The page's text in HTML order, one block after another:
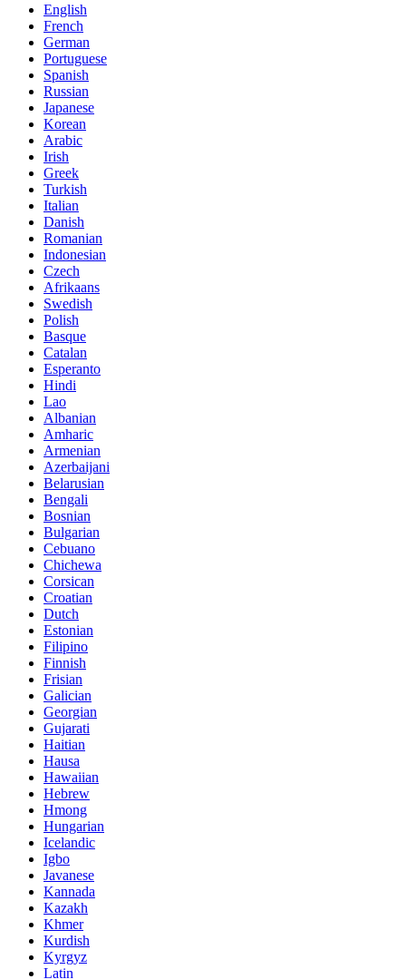
English
French
German
Portuguese
Spanish
Russian
Japanese
Korean
Arabic
Irish
Greek
Turkish
Italian
Danish
Romanian
Indonesian
Czech
Afrikaans
Swedish
Polish
Basque
Catalan
Esperanto
Hindi
Lao
Albanian
Amharic
Armenian
Azerbaijani
Belarusian
Bengali
Bosnian
Bulgarian
Cebuano
Chichewa
Corsican
Croatian
Dutch
Estonian
Filipino
Finnish
Frisian
Galician
Georgian
Gujarati
Haitian
Hausa
Hawaiian
Hebrew
Hmong
Hungarian
Icelandic
Igbo
Javanese
Kannada
Kazakh
Khmer
Kurdish
Kyrgyz
Latin